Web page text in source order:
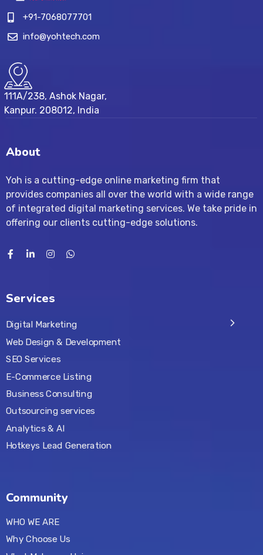
+91-7068077701
info@yohtech.com
111A/238, Ashok Nagar,
Kanpur. 208012, India
About
Yoh is a cutting-edge online marketing firm that
provides companies all over the world with a wide range
of integrated digital marketing services. We take pride in
offering our clients cutting-edge solutions.
Services
Digital Marketing
Web Design & Development
SEO Services
E-Commerce Listing
Business Consulting
Outsourcing services
Analytics & AI
Hotkeys Lead Generation
Community
WHO WE ARE
Why Choose Us